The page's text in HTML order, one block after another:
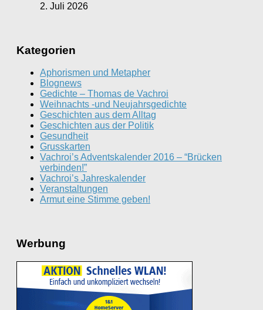
2. Juli 2026
Kategorien
Aphorismen und Metapher
Blognews
Gedichte – Thomas de Vachroi
Weihnachts -und Neujahrsgedichte
Geschichten aus dem Alltag
Geschichten aus der Politik
Gesundheit
Grusskarten
Vachroi’s Adventskalender 2016 – “Brücken
verbinden!”
Vachroi’s Jahreskalender
Veranstaltungen
Armut eine Stimme geben!
Werbung